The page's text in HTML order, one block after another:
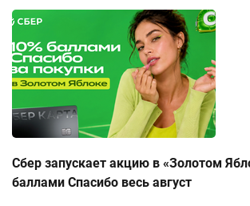
Сбер запускает акцию в «Золотом
баллами Спасибо весь август